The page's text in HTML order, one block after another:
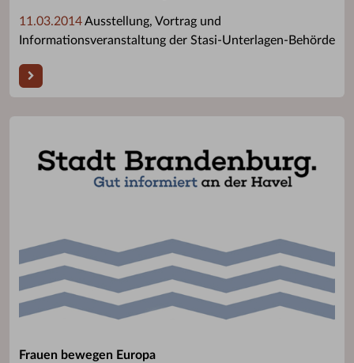
11.03.2014Ausstellung, Vortrag und
Informationsveranstaltung der Stasi-Unterlagen-Behörde
Frauen bewegen Europa